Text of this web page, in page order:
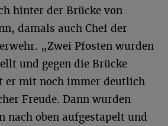
hinter der Brücke von
damals auch Chef der
„Zwei Pfosten wurden
und gegen die Brücke
er mit noch immer deutlich
Freude. Dann wurden
nach oben aufgestapelt und